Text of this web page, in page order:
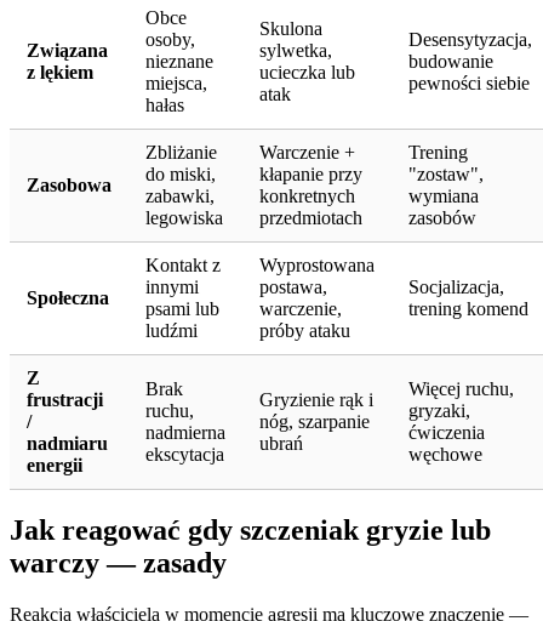
Związana
z lękiem
Obce
osoby,
nieznane
miejsca,
hałas
Skulona
sylwetka,
ucieczka lub
atak
Desensytyzacja,
budowanie
pewności siebie
Zasobowa
Zbliżanie
do miski,
zabawki,
legowiska
Warczenie +
kłapanie przy
konkretnych
przedmiotach
Trening
"zostaw",
wymiana
zasobów
Społeczna
Kontakt z
innymi
psami lub
ludźmi
Wyprostowana
postawa,
warczenie,
próby ataku
Socjalizacja,
trening komend
Z
frustracji
/
nadmiaru
energii
Brak
ruchu,
nadmierna
ekscytacja
Gryzienie rąk i
nóg, szarpanie
ubrań
Więcej ruchu,
gryzaki,
ćwiczenia
węchowe
Jak reagować gdy szczeniak gryzie lub
warczy — zasady
Reakcja właściciela w momencie agresji ma kluczowe znaczenie —